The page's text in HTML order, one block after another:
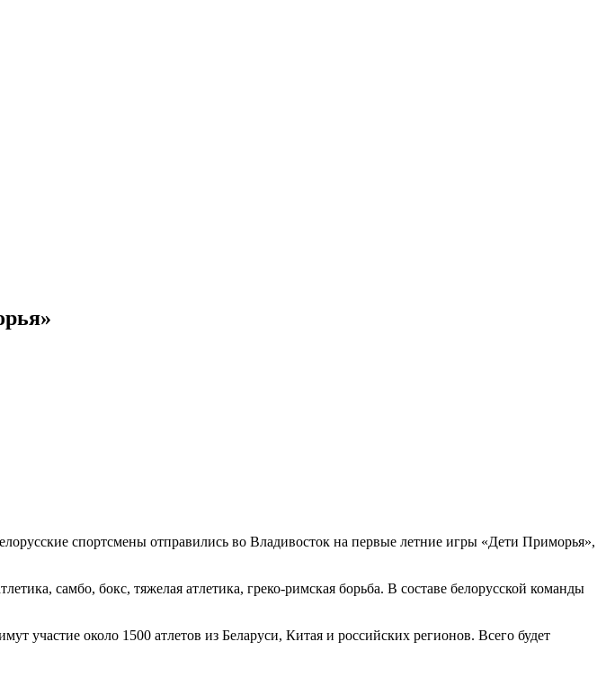
спортсмены отправились во Владивосток на первые летние игры «Дети Приморья»,
самбо, бокс, тяжелая атлетика, греко-римская борьба. В составе белорусской команды
участие около 1500 атлетов из Беларуси, Китая и российских регионов. Всего будет